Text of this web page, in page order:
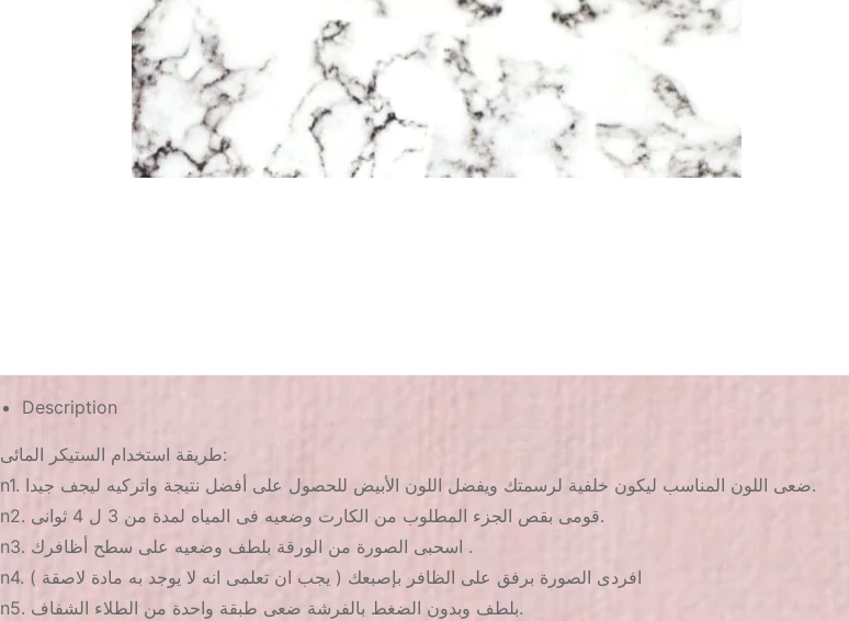
Description
طريقة استخدام الستيكر المائى:
n1. ضعى اللون المناسب ليكون خلفية لرسمتك ويفضل اللون الأبيض للحصول على أفضل نتيجة واتركيه ليجف جيدا.
n2. قومى بقص الجزء المطلوب من الكارت وضعيه فى المياه لمدة من 3 ل 4 ثوانى.
n3. اسحبى الصورة من الورقة بلطف وضعيه على سطح أظافرك .
n4. افردى الصورة برفق على الظافر بإصبعك ( يجب ان تعلمى انه لا يوجد به مادة لاصقة )
n5. بلطف وبدون الضغط بالفرشة ضعى طبقة واحدة من الطلاء الشفاف.